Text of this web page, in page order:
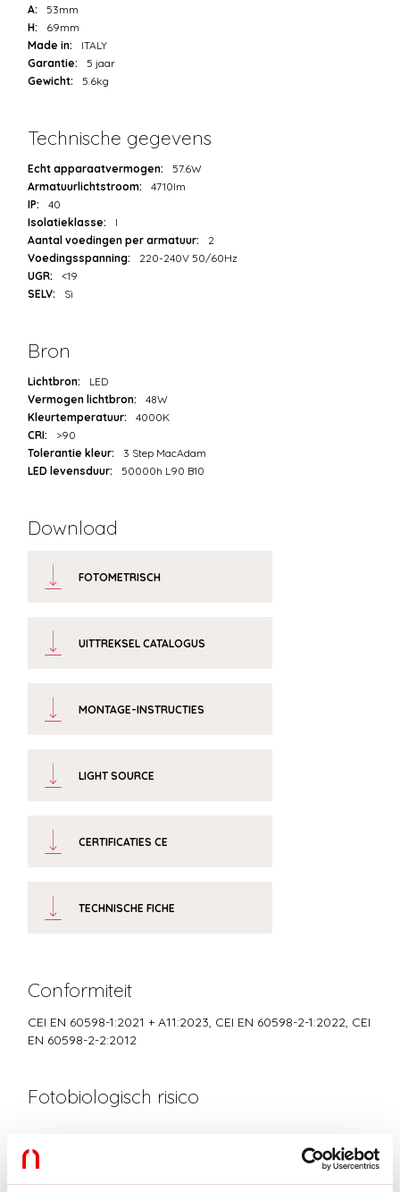
A:
53mm
H:
69mm
Made in:
ITALY
Garantie:
5 jaar
Gewicht:
5.6kg
Technische gegevens
Echt apparaatvermogen:
57.6W
Armatuurlichtstroom:
4710lm
IP:
40
Isolatieklasse:
I
Aantal voedingen per armatuur:
2
Voedingsspanning:
220-240V 50/60Hz
UGR:
<19
SELV:
Sì
Bron
Lichtbron:
LED
Vermogen lichtbron:
48W
Kleurtemperatuur:
4000K
CRI:
>90
Tolerantie kleur:
3 Step MacAdam
LED levensduur:
50000h L90 B10
Download
FOTOMETRISCH
UITTREKSEL CATALOGUS
MONTAGE-INSTRUCTIES
LIGHT SOURCE
CERTIFICATIES CE
TECHNISCHE FICHE
Conformiteit
CEI EN 60598-1:2021 + A11:2023, CEI EN 60598-2-1:2022, CEI
EN 60598-2-2:2012
Fotobiologisch risico
Gecertificeerd apparaat in een RISICOVRIJE GROEP, in
overeenstemming met de normen CEI EN 62471:2010-01, IEC TR